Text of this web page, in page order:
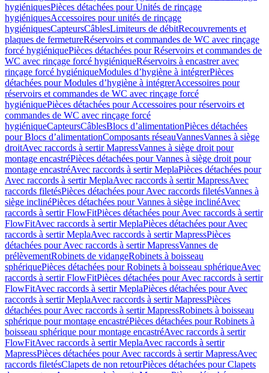
hygiéniquesPièces détachées pour Unités de rinçage
hygiéniquesAccessoires pour unités de rinçage
hygiéniquesCapteursCâblesLimiteurs de débitRecouvrements et
plaques de fermetureRéservoirs et commandes de WC avec rinçage
forcé hygiéniquePièces détachées pour Réservoirs et commandes de
WC avec rinçage forcé hygiéniqueRéservoirs à encastrer avec
rinçage forcé hygiéniqueModules d’hygiène à intégrerPièces
détachées pour Modules d’hygiène à intégrerAccessoires pour
réservoirs et commandes de WC avec rinçage forcé
hygiéniquePièces détachées pour Accessoires pour réservoirs et
commandes de WC avec rinçage forcé
hygiéniqueCapteursCâblesBlocs d’alimentationPièces détachées
pour Blocs d’alimentationComposants réseauVannesVannes à siège
droitAvec raccords à sertir MapressVannes à siège droit pour
montage encastréPièces détachées pour Vannes à siège droit pour
montage encastréAvec raccords à sertir MeplaPièces détachées pour
Avec raccords à sertir MeplaAvec raccords à sertir MapressAvec
raccords filetésPièces détachées pour Avec raccords filetésVannes à
siège inclinéPièces détachées pour Vannes à siège inclinéAvec
raccords à sertir FlowFitPièces détachées pour Avec raccords à sertir
FlowFitAvec raccords à sertir MeplaPièces détachées pour Avec
raccords à sertir MeplaAvec raccords à sertir MapressPièces
détachées pour Avec raccords à sertir MapressVannes de
prélèvementRobinets de vidangeRobinets à boisseau
sphériquePièces détachées pour Robinets à boisseau sphériqueAvec
raccords à sertir FlowFitPièces détachées pour Avec raccords à sertir
FlowFitAvec raccords à sertir MeplaPièces détachées pour Avec
raccords à sertir MeplaAvec raccords à sertir MapressPièces
détachées pour Avec raccords à sertir MapressRobinets à boisseau
sphérique pour montage encastréPièces détachées pour Robinets à
boisseau sphérique pour montage encastréAvec raccords à sertir
FlowFitAvec raccords à sertir MeplaAvec raccords à sertir
MapressPièces détachées pour Avec raccords à sertir MapressAvec
raccords filetésClapets de non retourPièces détachées pour Clapets